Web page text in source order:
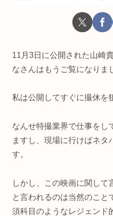
11月3日に公開された山崎
なさんはもうご覧になりま
私は公開してすぐに撮休を
なんせ特撮業界で仕事をし
ますし、現場に行けばネタ
す。
しかし、この映画に関して
と言われるのは当然のこと
須科目のようなレジェンド